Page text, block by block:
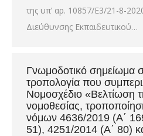
της υπ’ αρ. 10857/Ε3/21-8-
Διεύθυνσης Εκπαιδευτικού…
Γνωμοδοτικό σημείωμα
τροπολογία που
Νομοσχέδιο «Βελτίωση
νομοθεσίας,
νόμων 4636/2019 (Α΄
51), 4251/2014 (Α΄ 80)